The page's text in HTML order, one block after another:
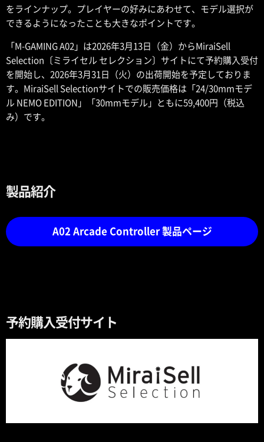
をラインナップ。プレイヤーの好みにあわせて、モデル選択が
できるようになったことも大きなポイントです。
「M-GAMING A02」は2026年3月13日（金）からMiraiSell
Selection〔ミライセル セレクション〕サイトにて予約購入受付
を開始し、2026年3月31日（火）の出荷開始を予定しておりま
す。MiraiSell Selectionサイトでの販売価格は「24/30mmモデ
ル NEMO EDITION」「30mmモデル」ともに59,400円（税込
み）です。
製品紹介
A02 Arcade Controller 製品ページ
予約購入受付サイト